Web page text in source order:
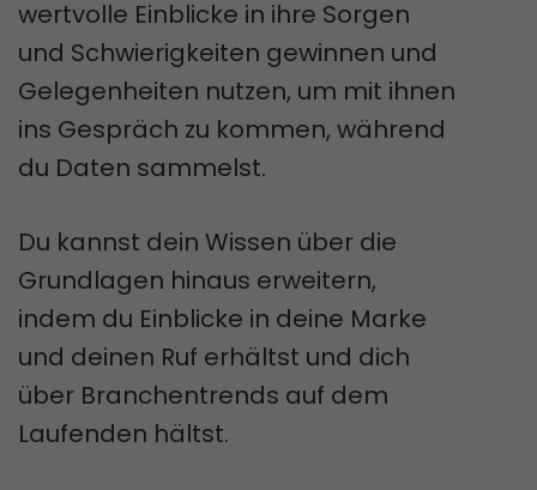
wertvolle Einblicke in ihre Sorgen
und Schwierigkeiten gewinnen und
Gelegenheiten nutzen, um mit ihnen
ins Gespräch zu kommen, während
du Daten sammelst.
Du kannst dein Wissen über die
Grundlagen hinaus erweitern,
indem du Einblicke in deine Marke
und deinen Ruf erhältst und dich
über Branchentrends auf dem
Laufenden hältst.